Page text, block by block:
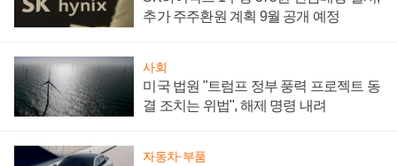
추가 주주환원 계획 9월 공개 예정
사회
미국 법원 "트럼프 정부 풍력 프로젝트 동
결 조치는 위법", 해제 명령 내려
자동차·부품